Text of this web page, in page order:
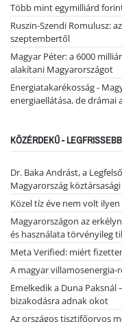
Több mint egymilliárd
Ruszin-Szendi Romulusz:
szeptembertől
Magyar Péter: a 6000
alakítani Magyarországot
Energiatakarékosság -
energiaellátása, de drámai
KÖZÉRDEKŰ - LEGFRISSEBB
Dr. Baka Andrást, a
Magyarország
Közel tíz éve nem volt
Magyarországon az
és használata törvényileg
Meta Verified: miért
A magyar villamosenergia-
Emelkedik a Duna
bizakodásra adnak okot
Az országos tisztifőorvos